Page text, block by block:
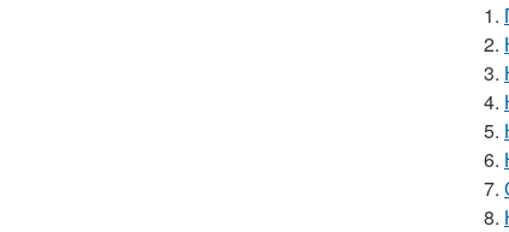
1.
2.
3.
4.
5.
6.
7.
8.